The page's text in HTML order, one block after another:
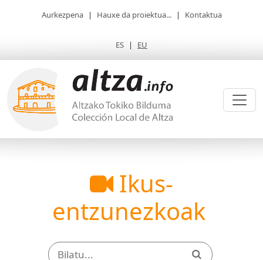
Aurkezpena | Hauxe da proiektua... | Kontaktua
ES | EU
Ikus-
entzunezkoak